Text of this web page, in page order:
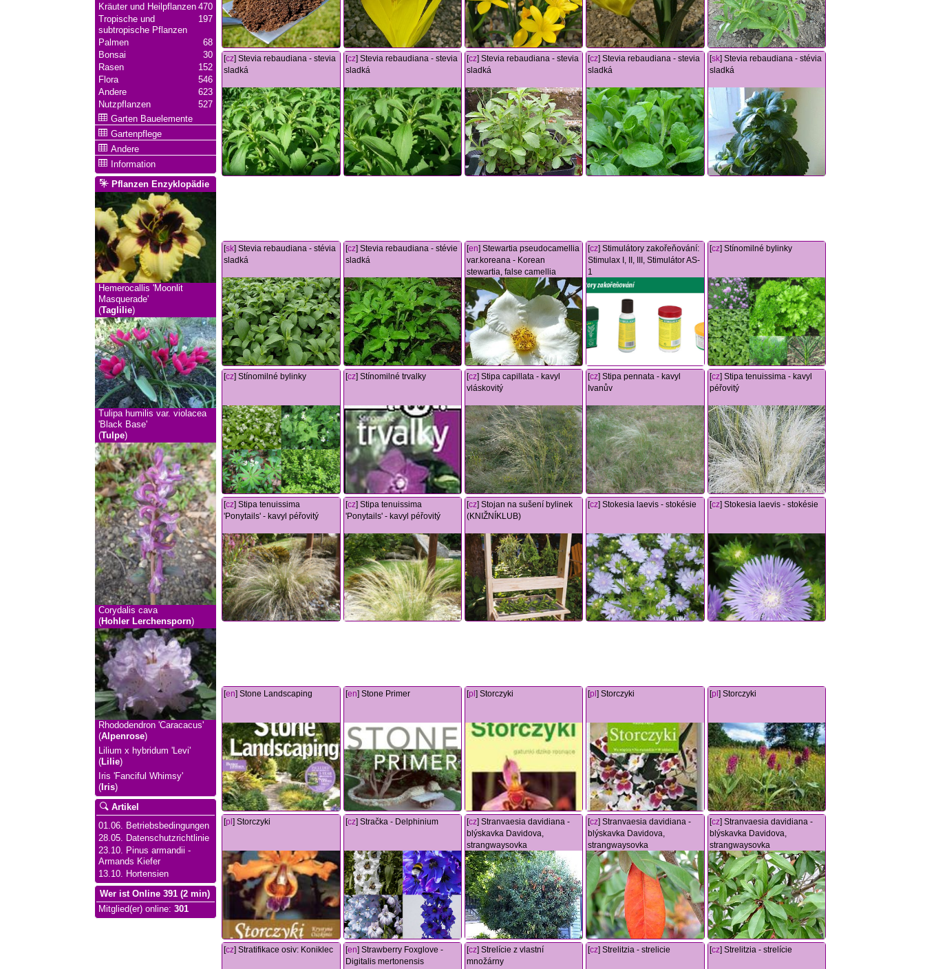
[cz] Stevia rebaudiana - stevia
sladká
[cz] Stevia rebaudiana - stevia
sladká
[cz] Stevia rebaudiana - stevia
sladká
[cz] Stevia rebaudiana - stevia
sladká
[sk] Stevia rebaudiana - stévia
sladká
[sk] Stevia rebaudiana - stévia
sladká
[cz] Stevia rebaudiana - stévie
sladká
[en] Stewartia pseudocamellia
var.koreana - Korean
stewartia, false camellia
[cz] Stimulátory zakořeňování:
Stimulax I, II, III, Stimulátor AS-
1
[cz] Stínomilné bylinky
[cz] Stínomilné bylinky [cz] Stínomilné trvalky [cz] Stipa capillata - kavyl
vláskovitý
[cz] Stipa pennata - kavyl
Ivanův
[cz] Stipa tenuissima - kavyl
péřovitý
[cz] Stipa tenuissima
'Ponytails' - kavyl péřovitý
[cz] Stipa tenuissima
'Ponytails' - kavyl péřovitý
[cz] Stojan na sušení bylinek
(KNIŽNÍKLUB)
[cz] Stokesia laevis - stokésie [cz] Stokesia laevis - stokésie
[en] Stone Landscaping [en] Stone Primer [pl ] Storczyki [pl] Storczyki [pl ] Storczyki
[pl] Storczyki [cz] Stračka - Delphinium [cz] Stranvaesia davidiana -
blýskavka Davidova,
strangwaysovka
[cz] Stranvaesia davidiana -
blýskavka Davidova,
strangwaysovka
[cz] Stranvaesia davidiana -
blýskavka Davidova,
strangwaysovka
[cz] Stratifikace osiv: Koniklec [en] Strawberry Foxglove -
Digitalis mertonensis
[cz] Strelície z vlastní
množárny
[cz] Strelitzia - strelicie [cz] Strelitzia - strelície
470
Kräuter und Heilpflanzen
197
Tropische und
subtropische Pflanzen
68
Palmen
30
Bonsai
152
Rasen
546
Flora
623
Andere
527
Nutzpflanzen
Garten Bauelemente
Gartenpflege
Andere
Information
Pflanzen Enzyklopädie
Hemerocallis 'Moonlit
Masquerade'
(Taglilie)
Tulipa humilis var. violacea
'Black Base'
(Tulpe)
Corydalis cava
(Hohler Lerchensporn)
Rhododendron 'Caracacus'
(Alpenrose)
Lilium x hybridum 'Levi'
(Lilie)
Iris 'Fanciful Whimsy'
( Iris)
Artikel
01.06. Betriebsbedingungen
28.05. Datenschutzrichtlinie
23.10. Pinus armandii -
Armands Kiefer
13.10. Hortensien
Wer ist Online 391 (2 min)
Mitglied(er) online: 301